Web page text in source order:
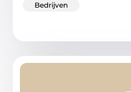
Bedrijven